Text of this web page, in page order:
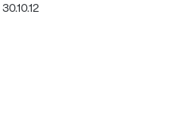
30.10.12